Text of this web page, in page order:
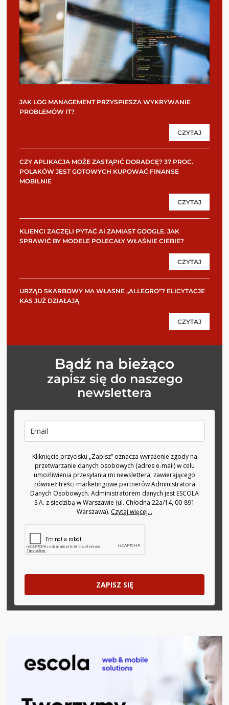
JAK LOG MANAGEMENT PRZYSPIESZA WYKRYWANIE
PROBLEMÓW IT?
CZYTAJ
CZY APLIKACJA MOŻE ZASTĄPIĆ DORADCĘ? 37 PROC.
POLAKÓW JEST GOTOWYCH KUPOWAĆ FINANSE
MOBILNIE
CZYTAJ
KLIENCI ZACZĘLI PYTAĆ AI ZAMIAST GOOGLE. JAK
SPRAWIĆ BY MODELE POLECAŁY WŁAŚNIE CIEBIE?
CZYTAJ
URZĄD SKARBOWY MA WŁASNE „ALLEGRO”? ELICYTACJE
KAS JUŻ DZIAŁAJĄ
CZYTAJ
Bądź na bieżąco
zapisz się do naszego
newslettera
Kliknięcie przycisku „Zapisz” oznacza wyrażenie zgody na
przetwarzanie danych osobowych (adres e-mail) w celu
umożliwienia przesyłania mi newslettera, zawierającego
również treści marketingowe partnerów Administratora
Danych Osobowych. Administratorem danych jest ESCOLA
S.A. z siedzibą w Warszawie (ul. Chłodna 22a/14, 00-891
Warszawa). Czytaj więcej...
ZAPISZ SIĘ